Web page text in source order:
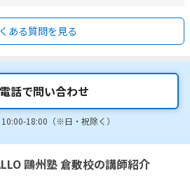
ある質問を見る
電話で問い合わせ
10:00-18:00（※日・祝除く）
鷗州塾 倉敷校の講師紹介